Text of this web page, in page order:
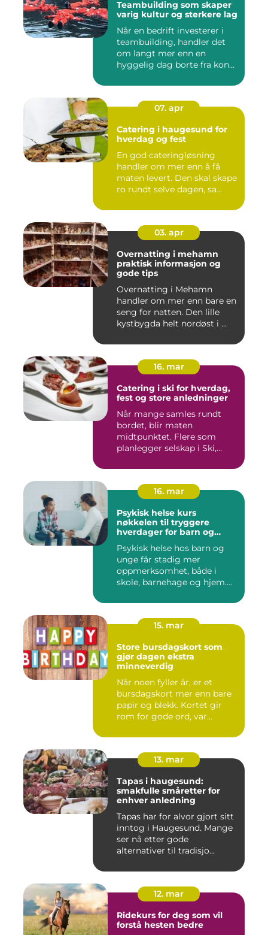
Teambuilding som skaper
varig kultur og sterkere lag
Når en bedrift investerer i
teambuilding, handler det
om langt mer enn en
hyggelig dag borte fra kon...
07. apr
Catering i haugesund for
hverdag og fest
En god cateringløsning
handler om mer enn å få
maten levert. Den skal skape
ro rundt selve dagen, sa...
03. apr
Overnatting i mehamn
praktisk informasjon og
gode tips
Overnatting i Mehamn
handler om mer enn bare en
seng for natten. Den lille
kystbygda helt nordøst i ...
16. mar
Catering i ski for hverdag,
fest og store anledninger
Når mange samles rundt
bordet, blir maten
midtpunktet. Flere som
planlegger selskap i Ski,
16. mar
Psykisk helse kurs
nøkkelen til tryggere
hverdager for barn og
Psykisk helse hos barn og
unge får stadig mer
oppmerksomhet, både i
skole, barnehage og hjem.
15. mar
Store bursdagskort som
gjør dagen ekstra
minneverdig
Når noen fyller år, er et
bursdagskort mer enn bare
papir og blekk. Kortet gir
rom for gode ord, var...
13. mar
Tapas i haugesund:
smakfulle småretter for
enhver anledning
Tapas har for alvor gjort sitt
inntog i Haugesund. Mange
ser nå etter gode
alternativer til tradisjo...
12. mar
Ridekurs for deg som vil
forstå hesten bedre